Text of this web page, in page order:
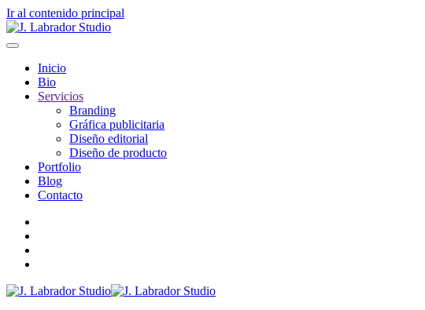
Ir al contenido principal
Inicio
Bio
Servicios
Branding
Gráfica publicitaria
Diseño editorial
Diseño de producto
Portfolio
Blog
Contacto